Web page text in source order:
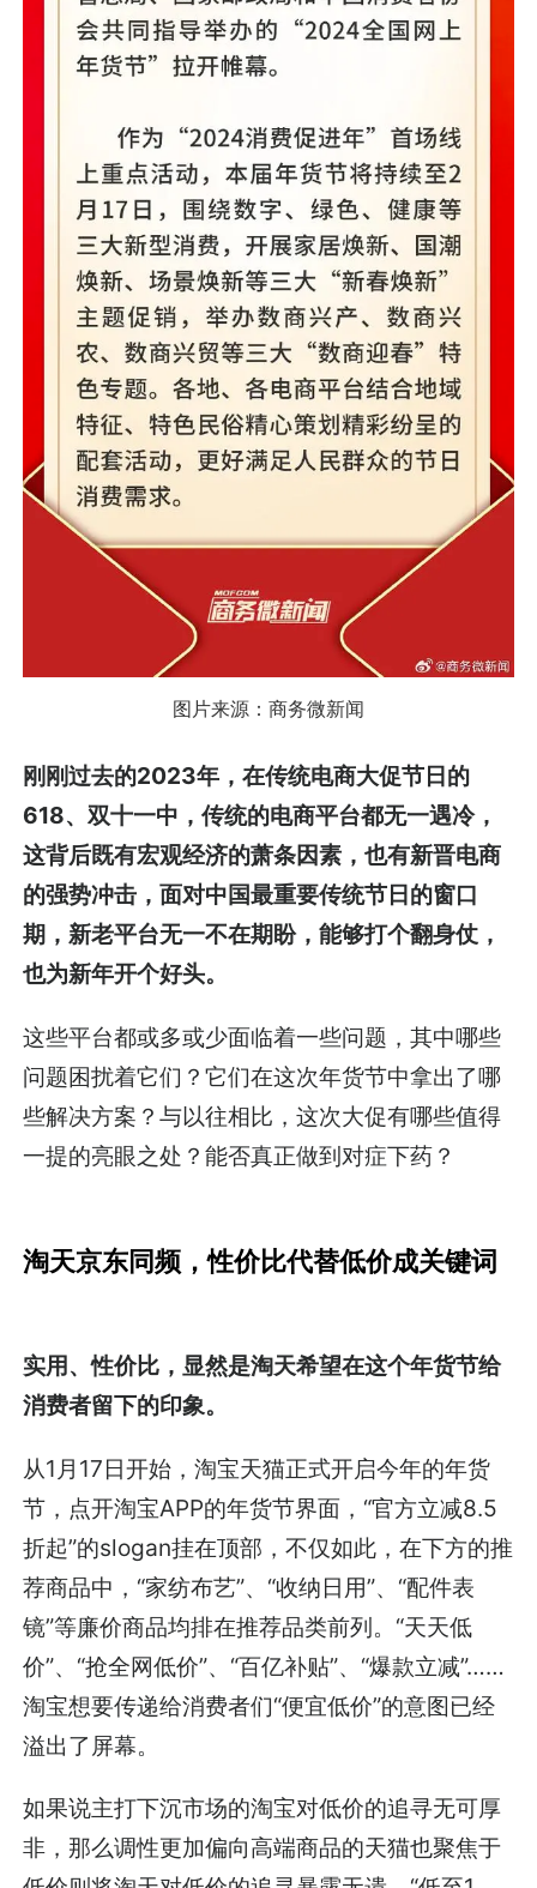
图片来源：商务微新闻
刚刚过去的2023年，在传统电商大促节日的
618、双十一中，传统的电商平台都无一遇冷，
这背后既有宏观经济的萧条因素，也有新晋电商
的强势冲击，面对中国最重要传统节日的窗口
期，新老平台无一不在期盼，能够打个翻身仗，
也为新年开个好头。
这些平台都或多或少面临着一些问题，其中哪些
问题困扰着它们？它们在这次年货节中拿出了哪
些解决方案？与以往相比，这次大促有哪些值得
一提的亮眼之处？能否真正做到对症下药？
淘天京东同频，性价比代替低价成关键词
实用、性价比，显然是淘天希望在这个年货节给
消费者留下的印象。
从1月17日开始，淘宝天猫正式开启今年的年货
节，点开淘宝APP的年货节界面，“官方立减8.5
折起”的slogan挂在顶部，不仅如此，在下方的推
荐商品中，“家纺布艺”、“收纳日用”、“配件表
镜”等廉价商品均排在推荐品类前列。“天天低
价”、“抢全网低价”、“百亿补贴”、“爆款立减”……
淘宝想要传递给消费者们“便宜低价”的意图已经
溢出了屏幕。
如果说主打下沉市场的淘宝对低价的追寻无可厚
非，那么调性更加偏向高端商品的天猫也聚焦于